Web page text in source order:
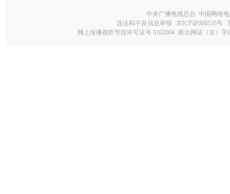
中央广播电视总台 中国网络
违法和不良信息举报
京ICP证060535号
网上传播视听节目许可证号 0102004 新出网证（京）